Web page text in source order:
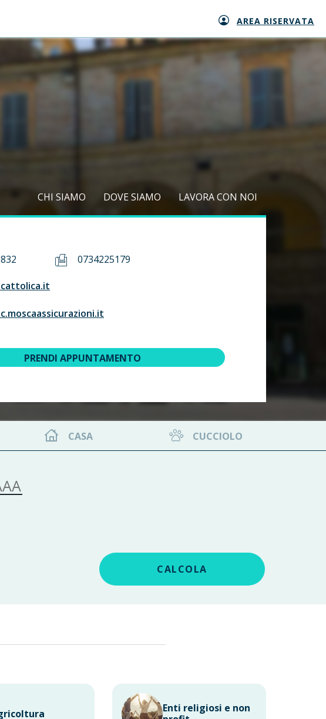
AREA RISERVATA
CHI SIAMO DOVE SIAMO LAVORA CON NOI
0734225179
PRENDI APPUNTAMENTO
CASA CUCCIOLO
CALCOLA
Enti religiosi e non